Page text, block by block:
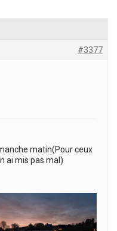
#3377
matin(Pour ceux
ai mis pas mal)